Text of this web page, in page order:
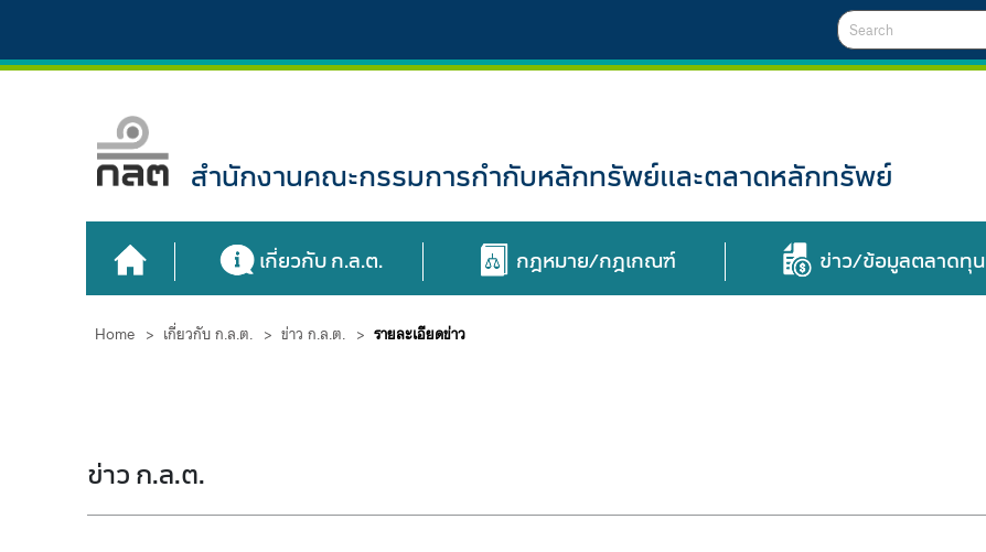
สำนักงานคณะกรรมการกำกับหลักทรัพย์และตลาดหลักทรัพย์
เกี่ยวกับ ก.ล.ต. กฎหมาย/กฎเกณฑ์ ข่าว/ข้อมูลตลาดทุน
Home > เกี่ยวกับ ก.ล.ต. > ข่าว ก.ล.ต. > รายละเอียดข่าว
ข่าว ก.ล.ต.